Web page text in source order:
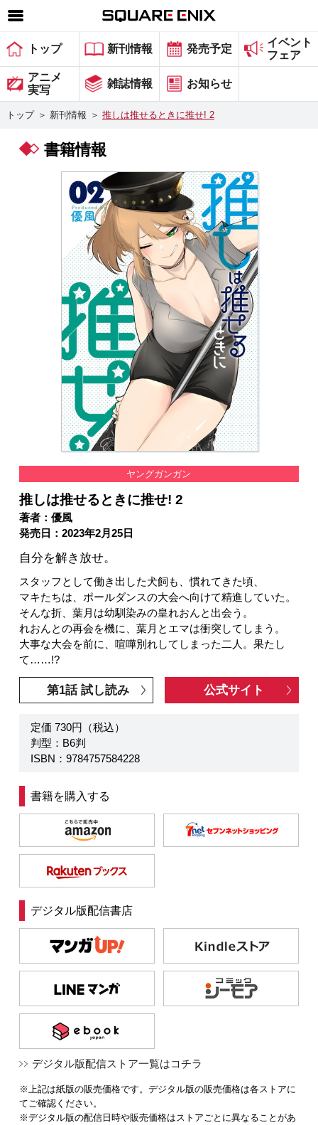
SQUARE ENIX 公式サイトメニュー
ゲーム
マガジン＆ブックス
グッズ
会社情報
スクウェア・エニックス サイト内検索
トップ 新刊情報 発売予定
イベント
フェア
アニメ
実写
雑誌情報 お知らせ
トップ ＞ 新刊情報 ＞ 推しは推せるときに推せ! 2
書籍情報
ヤングガンガン
推しは推せるときに推せ! 2
著者：優風
発売日：2023年2月25日
自分を解き放せ。
スタッフとして働き出した犬飼も、慣れてきた頃、
マキたちは、ポールダンスの大会へ向けて精進していた。
そんな折、葉月は幼馴染みの皇れおんと出会う。
れおんとの再会を機に、葉月とエマは衝突してしまう。
大事な大会を前に、喧嘩別れしてしまった二人。果たし
て……!?
第1話 試し読み 公式サイト
定価 730円（税込）
判型：B6判
ISBN：9784757584228
書籍を購入する
デジタル版配信書店
デジタル版配信ストア一覧はコチラ
※上記は紙版の販売価格です。デジタル版の販売価格は各ストアに
てご確認ください。
※デジタル版の配信日時や販売価格はストアごとに異なることがあ